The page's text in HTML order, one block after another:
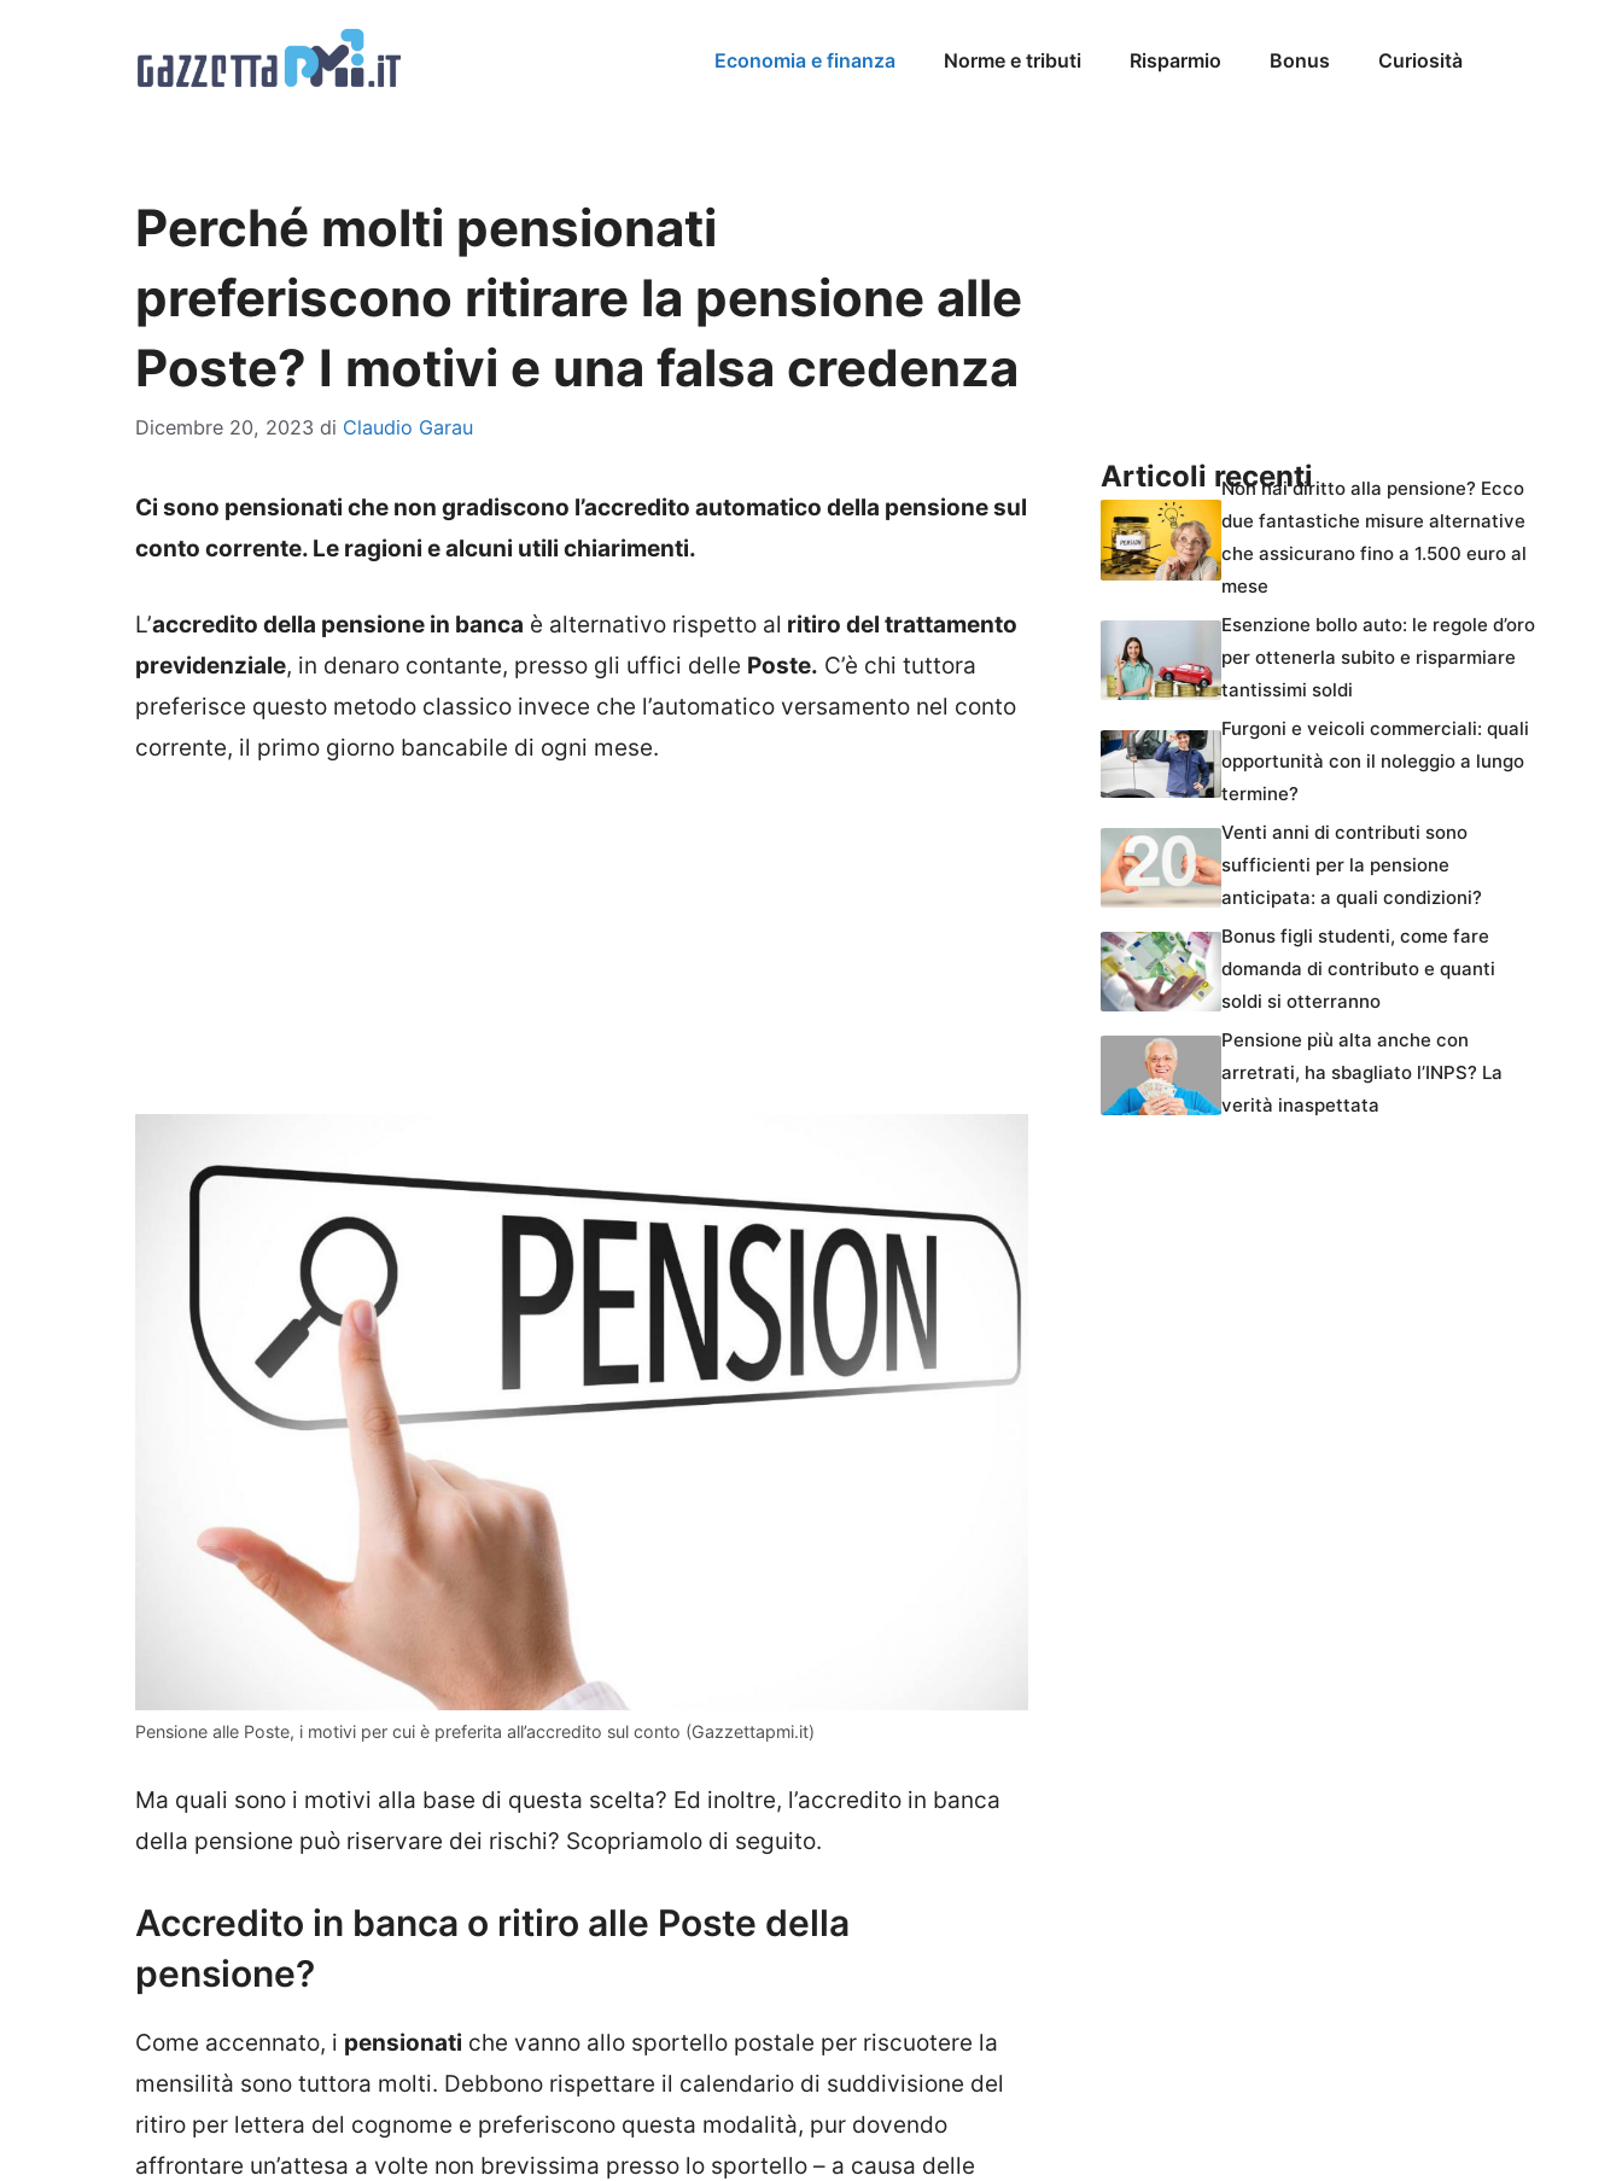
Economia e finanza Norme e tributi Risparmio Bonus Curiosità
Perché molti pensionati
preferiscono ritirare la pensione alle
Poste? I motivi e una falsa credenza
Dicembre 20, 2023 di Claudio Garau
Ci sono pensionati che non gradiscono l’accredito automatico della pensione sul
conto corrente. Le ragioni e alcuni utili chiarimenti.
L’accredito della pensione in banca è alternativo rispetto al ritiro del trattamento
previdenziale, in denaro contante, presso gli uffici delle Poste. C’è chi tuttora
preferisce questo metodo classico invece che l’automatico versamento nel conto
corrente, il primo giorno bancabile di ogni mese.
Pensione alle Poste, i motivi per cui è preferita all’accredito sul conto (Gazzettapmi.it)
Ma quali sono i motivi alla base di questa scelta? Ed inoltre, l’accredito in banca
della pensione può riservare dei rischi? Scopriamolo di seguito.
Accredito in banca o ritiro alle Poste della
pensione?
Come accennato, i pensionati che vanno allo sportello postale per riscuotere la
mensilità sono tuttora molti. Debbono rispettare il calendario di suddivisione del
ritiro per lettera del cognome e preferiscono questa modalità, pur dovendo
affrontare un’attesa a volte non brevissima presso lo sportello – a causa delle
Articoli recentiNon hai diritto alla pensione? Ecco
due fantastiche misure alternative
che assicurano fino a 1.500 euro al
mese
Esenzione bollo auto: le regole d’oro
per ottenerla subito e risparmiare
tantissimi soldi
Furgoni e veicoli commerciali: quali
opportunità con il noleggio a lungo
termine?
Venti anni di contributi sono
sufficienti per la pensione
anticipata: a quali condizioni?
Bonus figli studenti, come fare
domanda di contributo e quanti
soldi si otterranno
Pensione più alta anche con
arretrati, ha sbagliato l’INPS? La
verità inaspettata